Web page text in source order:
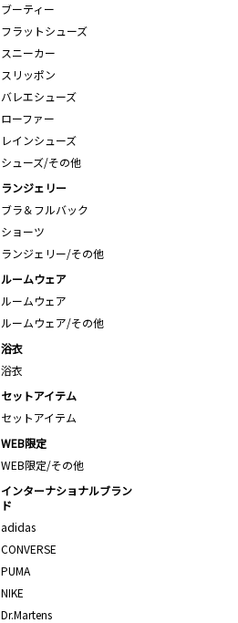
ブーティー
フラットシューズ
スニーカー
スリッポン
バレエシューズ
ローファー
レインシューズ
シューズ/その他
ランジェリー
ブラ＆フルバック
ショーツ
ランジェリー/その他
ルームウェア
ルームウェア
ルームウェア/その他
浴衣
浴衣
セットアイテム
セットアイテム
WEB限定
WEB限定/その他
インターナショナルブラン
ド
adidas
CONVERSE
PUMA
NIKE
Dr.Martens